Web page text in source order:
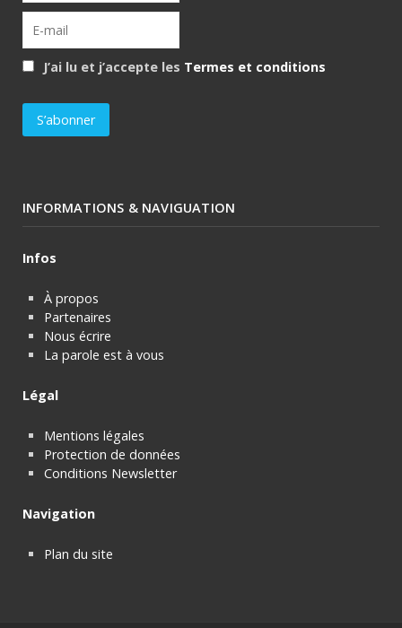
J’ai lu et j’accepte les Termes et conditions
INFORMATIONS & NAVIGUATION
Infos
À propos
Partenaires
Nous écrire
La parole est à vous
Légal
Mentions légales
Protection de données
Conditions Newsletter
Navigation
Plan du site